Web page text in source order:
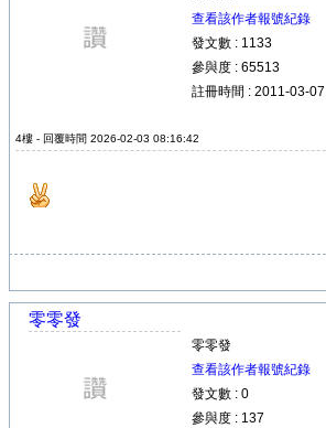
查看該作者報號紀錄
發文數 : 1133
參與度 : 65513
註冊時間 : 2011-03-07
4樓 - 回覆時間 2026-02-03 08:16:42
零零發
零零發
查看該作者報號紀錄
發文數 : 0
參與度 : 137